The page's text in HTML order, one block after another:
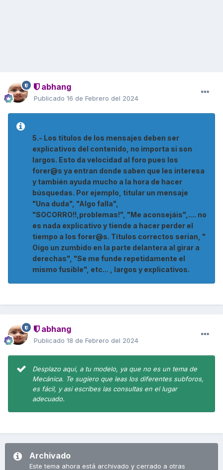
abhang
Publicado 16 de Febrero del 2024
5.- Los títulos de los mensajes deben ser
explicativos del contenido, no importa si son
largos. Esto da velocidad al foro pues los
forer@s ya entran donde saben que les interesa
y también ayuda mucho a la hora de hacer
búsquedas. Por ejemplo, titular un mensaje
"Una duda", "Algo falla",
"SOCORRO!!,problemas!", "Me aconsejáis",.... no
es nada explicativo y tiende a hacer perder el
tiempo a los forer@s. Títulos correctos serian, "
Oigo un zumbido en la parte delantera al girar a
derechas", "Se me funde repetidamente el
mismo fusible", etc... , largos y explicativos.
abhang
Publicado 18 de Febrero del 2024
Desplazo aqui, a tu modelo, ya que no es un tema de
Mecánica. Te sugiero que leas los diferentes subforos,
es fácil, y asi escribes las consultas en el lugar
adecuado.
Archivado
Este tema ahora está archivado y cerrado a otras